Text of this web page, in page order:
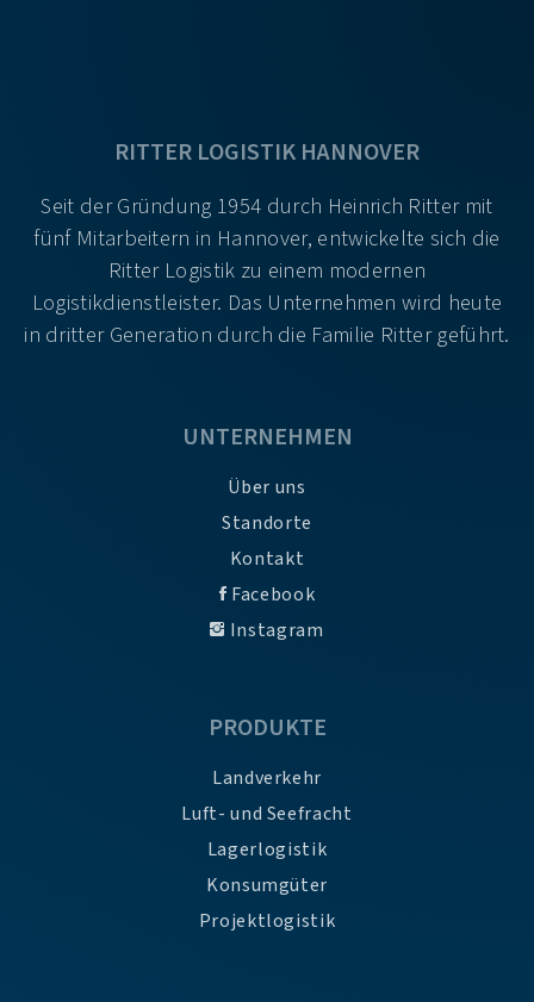
RITTER LOGISTIK HANNOVER
Seit der Gründung 1954 durch Heinrich Ritter mit
fünf Mitarbeitern in Hannover, entwickelte sich die
Ritter Logistik zu einem modernen
Logistikdienstleister. Das Unternehmen wird heute
in dritter Generation durch die Familie Ritter geführt.
UNTERNEHMEN
Über uns
Standorte
Kontakt
Facebook
Instagram
PRODUKTE
Landverkehr
Luft- und Seefracht
Lagerlogistik
Konsumgüter
Projektlogistik